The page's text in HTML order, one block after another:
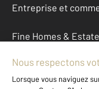
Entreprise et
Fine Homes &
À propos